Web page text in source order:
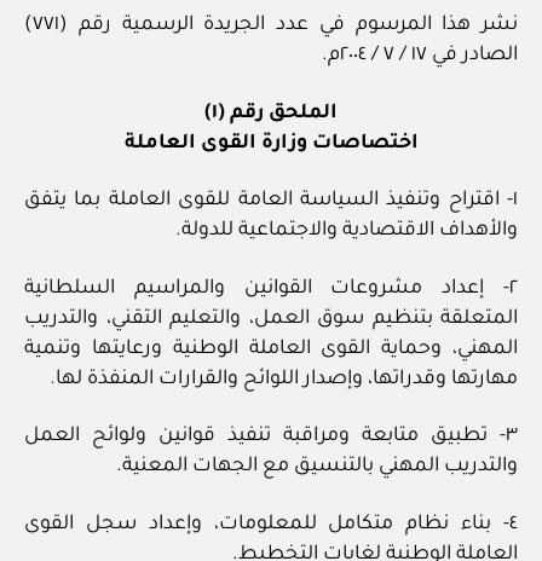
نشر هذا المرسوم في عدد الجريدة الرسمية رقم (٧٧١)
الصادر في ١٧ / ٧ / ٢٠٠٤م.
الملحق رقم (١)
اختصاصات وزارة القوى العاملة
١- اقتراح وتنفيذ السياسة العامة للقوى العاملة بما يتفق
والأهداف الاقتصادية والاجتماعية للدولة.
٢- إعداد مشروعات القوانين والمراسيم السلطانية
المتعلقة بتنظيم سوق العمل، والتعليم التقني، والتدريب
المهني، وحماية القوى العاملة الوطنية ورعايتها وتنمية
مهارتها وقدراتها، وإصدار اللوائح والقرارات المنفذة لها.
٣- تطبيق متابعة ومراقبة تنفيذ قوانين ولوائح العمل
والتدريب المهني بالتنسيق مع الجهات المعنية.
٤- بناء نظام متكامل للمعلومات، وإعداد سجل القوى
العاملة الوطنية لغايات التخطيط.